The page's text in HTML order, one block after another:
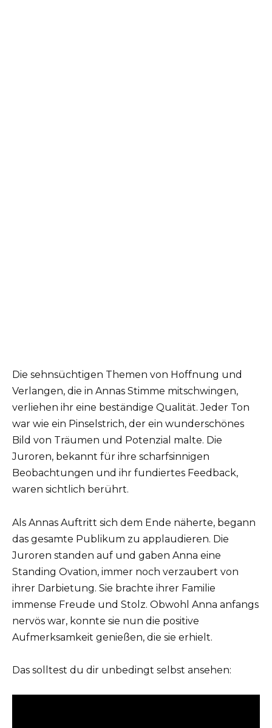
Die sehnsüchtigen Themen von Hoffnung und
Verlangen, die in Annas Stimme mitschwingen,
verliehen ihr eine beständige Qualität. Jeder Ton
war wie ein Pinselstrich, der ein wunderschönes
Bild von Träumen und Potenzial malte. Die
Juroren, bekannt für ihre scharfsinnigen
Beobachtungen und ihr fundiertes Feedback,
waren sichtlich berührt.
Als Annas Auftritt sich dem Ende näherte, begann
das gesamte Publikum zu applaudieren. Die
Juroren standen auf und gaben Anna eine
Standing Ovation, immer noch verzaubert von
ihrer Darbietung. Sie brachte ihrer Familie
immense Freude und Stolz. Obwohl Anna anfangs
nervös war, konnte sie nun die positive
Aufmerksamkeit genießen, die sie erhielt.
Das solltest du dir unbedingt selbst ansehen: